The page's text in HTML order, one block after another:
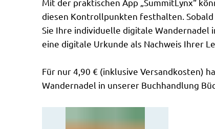
diesen Kontrollpunkten festhalten.
Sie Ihre individuelle digitale Wandernadel
eine digitale Urkunde als Nachweis Ihrer
Für nur 4,90 € (inklusive Versandkosten)
Wandernadel in unserer Buchhandlung